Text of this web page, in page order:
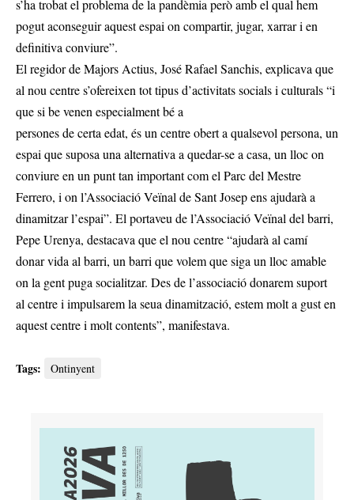
s’ha trobat el problema de la pandèmia però amb el qual hem
pogut aconseguir aquest espai on compartir, jugar, xarrar i en
definitiva conviure”.
El regidor de Majors Actius, José Rafael Sanchis, explicava que
al nou centre s’ofereixen tot tipus d’activitats socials i culturals “i
que si be venen especialment bé a
persones de certa edat, és un centre obert a qualsevol persona, un
espai que suposa una alternativa a quedar-se a casa, un lloc on
conviure en un punt tan important com el Parc del Mestre
Ferrero, i on l’Associació Veïnal de Sant Josep ens ajudarà a
dinamitzar l’espai”. El portaveu de l’Associació Veïnal del barri,
Pepe Urenya, destacava que el nou centre “ajudarà al camí
donar vida al barri, un barri que volem que siga un lloc amable
on la gent puga socialitzar. Des de l’associació donarem suport
al centre i impulsarem la seua dinamització, estem molt a gust en
aquest centre i molt contents”, manifestava.
Tags: Ontinyent